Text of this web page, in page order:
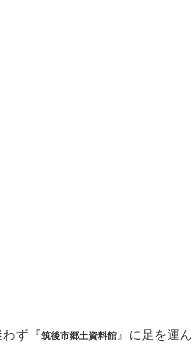
ず『筑後市郷土資料館』に足を運ん